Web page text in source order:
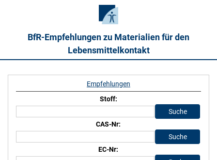
BfR-Empfehlungen zu Materialien für den
Lebensmittelkontakt
Empfehlungen
Stoff:
CAS-Nr:
EC-Nr: